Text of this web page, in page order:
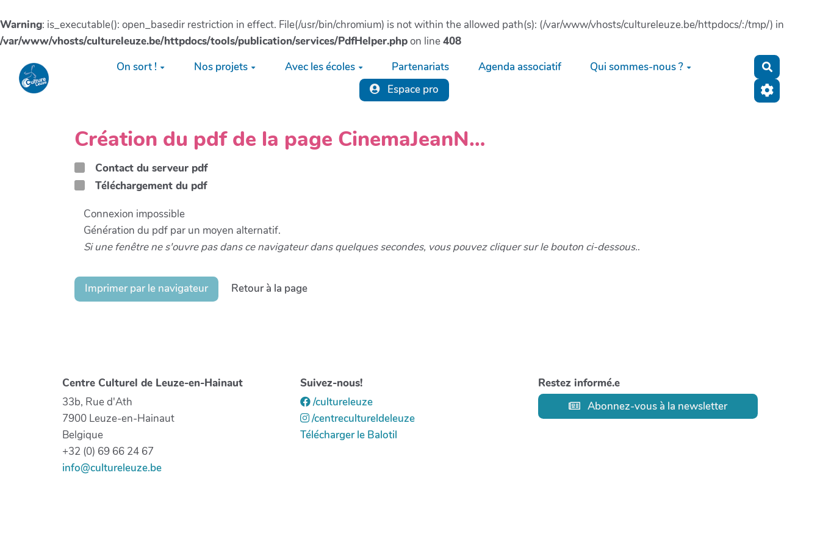
Warning: is_executable(): open_basedir restriction in effect. File(/usr/bin/chromium) is not within the allowed path(s): (/var/www/vhosts/cultureleuze.be/httpdocs/:/tmp/) in
/var/www/vhosts/cultureleuze.be/httpdocs/tools/publication/services/PdfHelper.phpon line408
Aller au contenu principalOn sort ! Nos projets Avec les écoles Partenariats Agenda associatif
Qui sommes-nous ?
Espace pro
Création du pdf de la page CinemaJeanN…
Contact du serveur pdf
Téléchargement du pdf
Connexion impossible
Génération du pdf par un moyen alternatif.
Si une fenêtre ne s'ouvre pas dans ce navigateur dans quelques secondes, vous pouvez cliquer sur le bouton ci-dessous..
Imprimer par le navigateur Retour à la page
Centre Culturel de Leuze-en-Hainaut
33b, Rue d'Ath
7900 Leuze-en-Hainaut
Belgique
+32 (0) 69 66 24 67
info@cultureleuze.be
Suivez-nous!
/cultureleuze
/centrecultureldeleuze
Télécharger le Balotil
Restez informé.e
Abonnez-vous à la newsletter